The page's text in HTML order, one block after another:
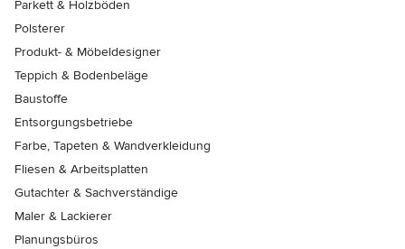
Parkett & Holzböden
Polsterer
Produkt- & Möbeldesigner
Teppich & Bodenbeläge
Baustoffe
Entsorgungsbetriebe
Farbe, Tapeten & Wandverkleidung
Fliesen & Arbeitsplatten
Gutachter & Sachverständige
Maler & Lackierer
Planungsbüros